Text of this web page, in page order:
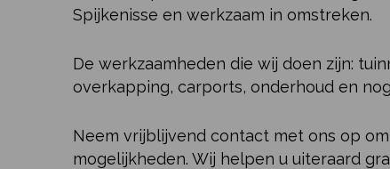
Spijkenisse en werkzaam in omstreken.
De werkzaamheden die wij doen zijn:
overkapping, carports, onderhoud en
Neem vrijblijvend contact met ons op
mogelijkheden. Wij helpen u uiteraard